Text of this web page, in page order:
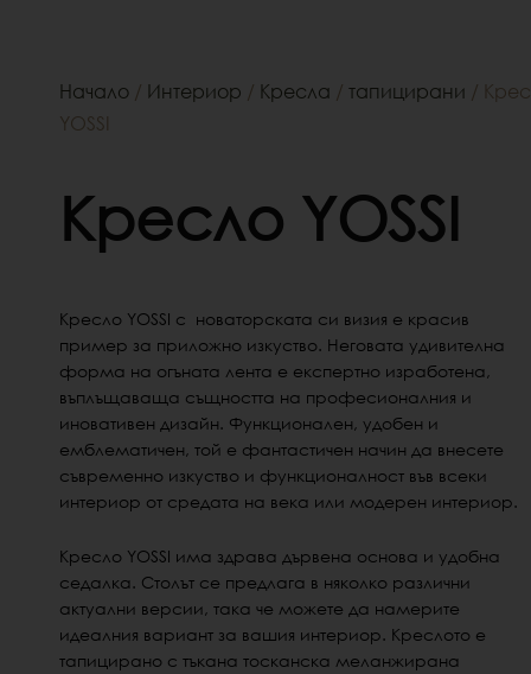
Начало / Интериор / Кресла / тапицирани /
YOSSI
Кресло YOSSI
Кресло YOSSI с новаторската си визия е красив
пример за приложно изкуство. Неговата удивителна
форма на огъната лента е експертно изработена,
въплъщаваща същността на професионалния и
иновативен дизайн. Функционален, удобен и
емблематичен, той е фантастичен начин да внесете
съвременно изкуство и функционалност във всеки
интериор от средата на века или модерен интериор.
Кресло YOSSI има здрава дървена основа и удобна
седалка. Столът се предлага в няколко различни
актуални версии, така че можете да намерите
идеалния вариант за вашия интериор. Креслото е
тапицирано с тъкана тосканска меланжирана